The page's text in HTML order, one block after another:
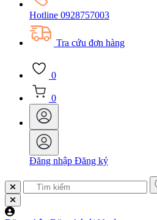
Hotline 0928757003
Tra cứu đơn hàng
0
0
Đăng nhập Đăng ký